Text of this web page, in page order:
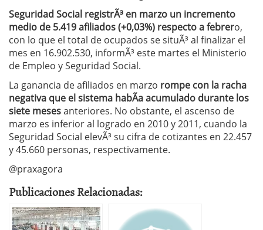
Seguridad Social registrÃ³ en marzo un incremento
medio de 5.419 afiliados (+0,03%) respecto a febrero,
con lo que el total de ocupados se situÃ³ al finalizar el
mes en 16.902.530, informÃ³ este martes el Ministerio
de Empleo y Seguridad Social.
La ganancia de afiliados en marzo rompe con la racha
negativa que el sistema habÃ­a acumulado durante los
siete mesesanteriores. No obstante, el ascenso de
marzo es inferior al logrado en 2010 y 2011, cuando la
Seguridad Social elevÃ³ su cifra de cotizantes en 22.457
y 45.660 personas, respectivamente.
@praxagora
Publicaciones Relacionadas: